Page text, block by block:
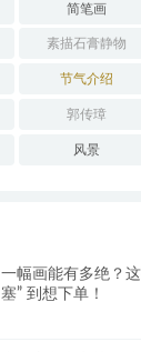
简笔画
素描石膏静物
节气介绍
郭传璋
风景
一幅画能有多绝？
塞” 到想下单！